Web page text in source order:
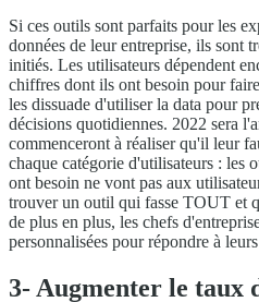
Si ces outils sont parfaits pour les
données de leur entreprise, ils sont
initiés. Les utilisateurs dépendent
chiffres dont ils ont besoin pour
les dissuade d'utiliser la data pour
décisions quotidiennes. 2022 sera
commenceront à réaliser qu'il leur
chaque catégorie d'utilisateurs : les
ont besoin ne vont pas aux
trouver un outil qui fasse TOUT et
de plus en plus, les chefs
personnalisées pour répondre à
3- Augmenter le taux